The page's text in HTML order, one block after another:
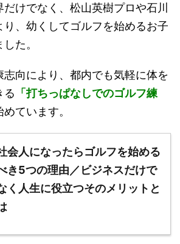
だけでなく、松山英樹プロや石川
、幼くしてゴルフを始めるお子
た。
志向により、都内でも気軽に体を
る 「打ちっぱなしでのゴルフ練
ています。
会人になったらゴルフを始める
き5つの理由／ビジネスだけで
く人生に役立つそのメリットと